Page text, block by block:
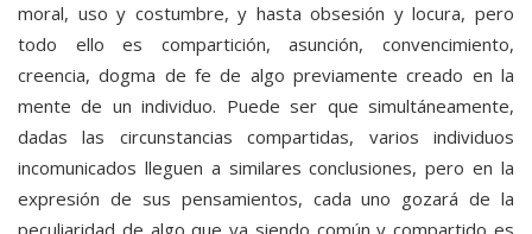
moral, uso y costumbre, y hasta obsesión y locura, pero
todo ello es compartición, asunción, convencimiento,
creencia, dogma de fe de algo previamente creado en la
mente de un individuo. Puede ser que simultáneamente,
dadas las circunstancias compartidas, varios individuos
incomunicados lleguen a similares conclusiones, pero en la
expresión de sus pensamientos, cada uno gozará de la